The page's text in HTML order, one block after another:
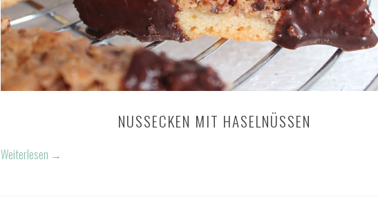
NUSSECKEN MIT HASELNÜSSEN
Weiterlesen →